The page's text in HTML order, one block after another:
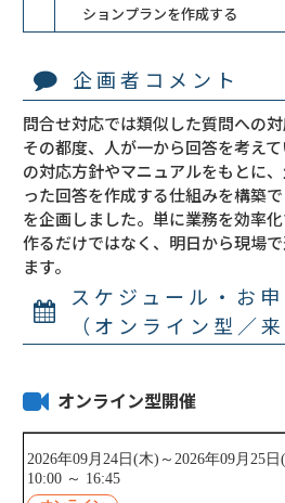
ションプランを作成する
企画者コメント
問合せ対応では類似した質問への対
その都度、人が一から回答を考え
の対応方針やマニュアルをもとに
った回答を作成する仕組みを構築
を企画しました。単に業務を効率
作るだけではなく、明日から現場
ます。
スケジュール・お
（オンライン型／
オンライン型開催